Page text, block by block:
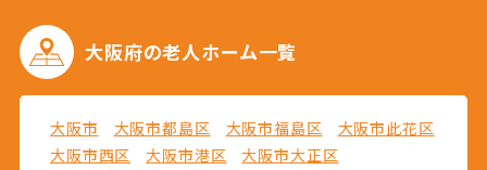
大阪府の老人ホーム一覧
大阪市 大阪市都島区 大阪市福島区
大阪市此花区
大阪市西区
大阪市港区
大阪市大正区